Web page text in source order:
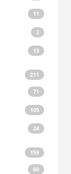
11
2
13
211
71
105
24
159
60